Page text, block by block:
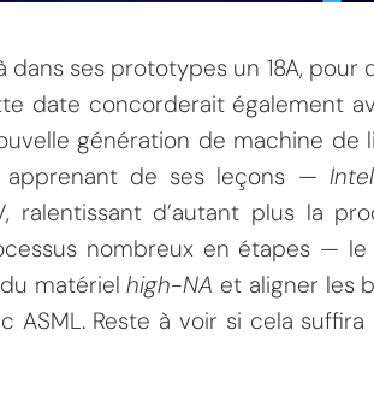
dans ses prototypes un 18A, pour
date concorderait également
génération de machine de
apprenant de ses leçons — Intel
ralentissant d’autant plus la
nombreux en étapes —
matérielhigh-NA et aligner les
Reste à voir si cela